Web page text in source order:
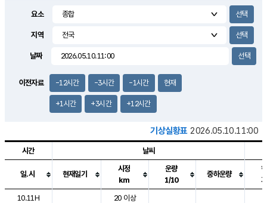
2.3m/s
요소
지역
날짜
이전자료 -12시간 -3시간 -1시간 현재
+1시간 +3시간 +12시간
기상실황표 2026.05.10.11:00
도시별 기상실황표로 지점, 날씨, 기온, 강수, 바람, 기압등을 안내한 표입
시간 날씨
일.시 현재일기
시정
km
운량
1/10
중하운량
10.11H
20 이상